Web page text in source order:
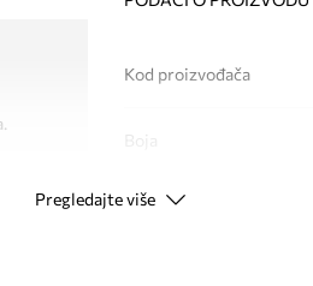
Kod proizvođača
Modna marka
Pregledajte više